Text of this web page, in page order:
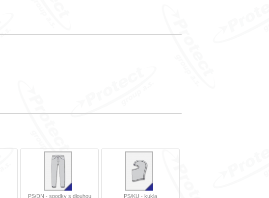
PS/DN - spodky s dlouhou
PS/KU - kukla